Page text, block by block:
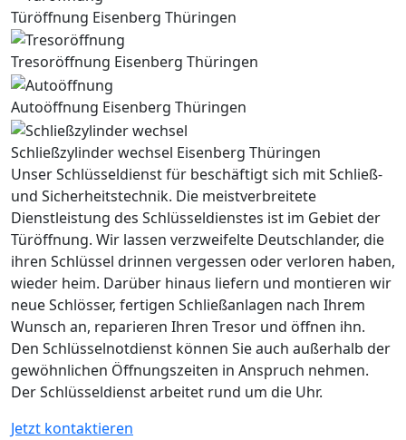
Türöffnung Eisenberg Thüringen
Tresoröffnung Eisenberg Thüringen
Autoöffnung Eisenberg Thüringen
Schließzylinder wechsel Eisenberg Thüringen
Unser Schlüsseldienst für beschäftigt sich mit Schließ-
und Sicherheitstechnik. Die meistverbreitete
Dienstleistung des Schlüsseldienstes ist im Gebiet der
Türöffnung. Wir lassen verzweifelte Deutschlander, die
ihren Schlüssel drinnen vergessen oder verloren haben,
wieder heim. Darüber hinaus liefern und montieren wir
neue Schlösser, fertigen Schließanlagen nach Ihrem
Wunsch an, reparieren Ihren Tresor und öffnen ihn.
Den Schlüsselnotdienst können Sie auch außerhalb der
gewöhnlichen Öffnungszeiten in Anspruch nehmen.
Der Schlüsseldienst arbeitet rund um die Uhr.
Jetzt kontaktieren